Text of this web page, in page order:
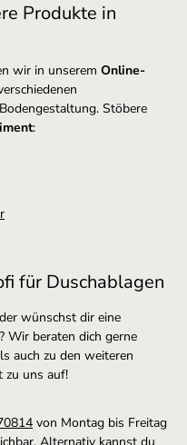
Produkte in
wir in unserem Online-
Stöbere
:
für Duschablagen
wünschst dir eine
? Wir beraten dich gerne
auch zu den weiteren
zu uns auf!
von Montag bis Freitag